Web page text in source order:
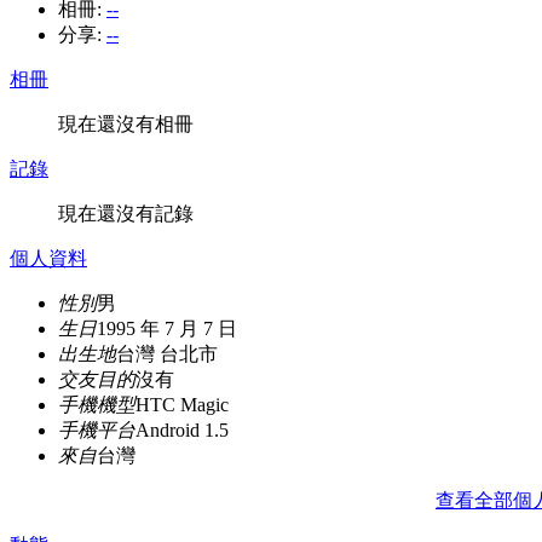
相冊: --
分享: --
相冊
現在還沒有相冊
記錄
現在還沒有記錄
個人資料
性別男
生日1995 年 7 月 7 日
出生地台灣 台北市
交友目的沒有
手機機型HTC Magic
手機平台Android 1.5
來自台灣
查看全部個